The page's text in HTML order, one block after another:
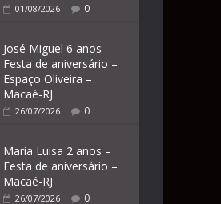
01/08/2026 0
José Miguel 6 anos –
Festa de aniversário –
Espaço Oliveira –
Macaé-RJ
26/07/2026 0
Maria Luisa 2 anos –
Festa de aniversário –
Macaé-RJ
26/07/2026 0